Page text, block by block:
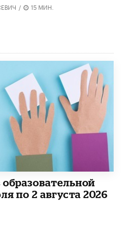
/ 15 МИН.
по 2 августа 2026